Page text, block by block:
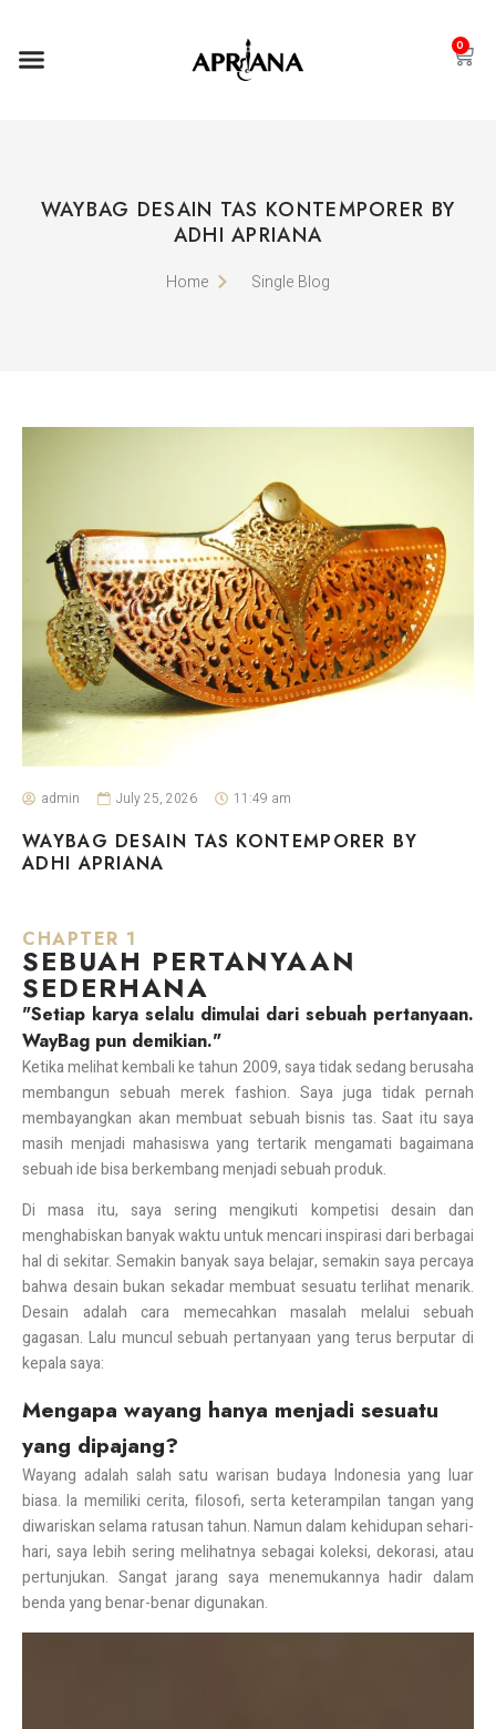
0
WAYBAG DESAIN TAS KONTEMPORER BY
ADHI APRIANA
Home Single Blog
admin July 25, 2026 11:49 am
WAYBAG DESAIN TAS KONTEMPORER BY
ADHI APRIANA
CHAPTER 1
SEBUAH PERTANYAAN
SEDERHANA
"Setiap karya selalu dimulai dari sebuah pertanyaan.
WayBag pun demikian."
Ketika melihat kembali ke tahun 2009, saya tidak sedang berusaha
membangun sebuah merek fashion. Saya juga tidak pernah
membayangkan akan membuat sebuah bisnis tas. Saat itu saya
masih menjadi mahasiswa yang tertarik mengamati bagaimana
sebuah ide bisa berkembang menjadi sebuah produk.
Di masa itu, saya sering mengikuti kompetisi desain dan
menghabiskan banyak waktu untuk mencari inspirasi dari berbagai
hal di sekitar. Semakin banyak saya belajar, semakin saya percaya
bahwa desain bukan sekadar membuat sesuatu terlihat menarik.
Desain adalah cara memecahkan masalah melalui sebuah
gagasan. Lalu muncul sebuah pertanyaan yang terus berputar di
kepala saya:
Mengapa wayang hanya menjadi sesuatu
yang dipajang?
Wayang adalah salah satu warisan budaya Indonesia yang luar
biasa. Ia memiliki cerita, filosofi, serta keterampilan tangan yang
diwariskan selama ratusan tahun. Namun dalam kehidupan sehari-
hari, saya lebih sering melihatnya sebagai koleksi, dekorasi, atau
pertunjukan. Sangat jarang saya menemukannya hadir dalam
benda yang benar-benar digunakan.